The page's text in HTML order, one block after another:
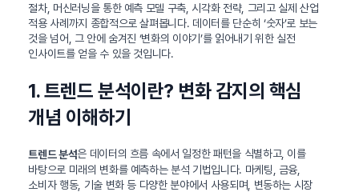
절차, 머신러닝을 통한 예측 모델 구축, 시각화 전략, 그리고 실제 산업
적용 사례까지 종합적으로 살펴봅니다. 데이터를 단순히 ‘숫자’로 보는
것을 넘어, 그 안에 숨겨진 ‘변화의 이야기’를 읽어내기 위한 실전
인사이트를 얻을 수 있을 것입니다.
1. 트렌드 분석이란? 변화 감지의 핵심
개념 이해하기
트렌드 분석은 데이터의 흐름 속에서 일정한 패턴을 식별하고, 이를
바탕으로 미래의 변화를 예측하는 분석 기법입니다. 마케팅, 금융,
소비자 행동, 기술 변화 등 다양한 분야에서 사용되며, 변동하는 시장